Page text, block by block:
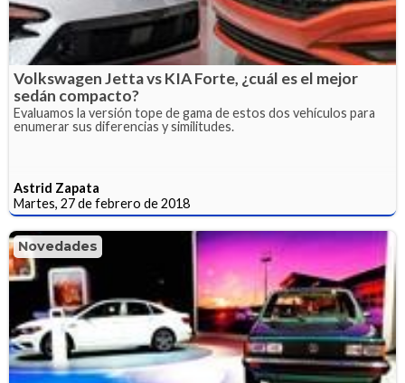
Volkswagen Jetta vs KIA Forte, ¿cuál es el mejor
sedán compacto?
Evaluamos la versión tope de gama de estos dos vehículos para
enumerar sus diferencias y similitudes.
Astrid Zapata
Martes, 27 de febrero de 2018
Novedades